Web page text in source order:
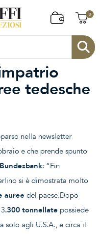
0
tedesche
nella newsletter
e che prende spunto
Bundesbank: “Fin
si è dimostrata molto
auree del paese.Dopo
.300 tonnellate possiede
solo agli U.S.A., e circa il